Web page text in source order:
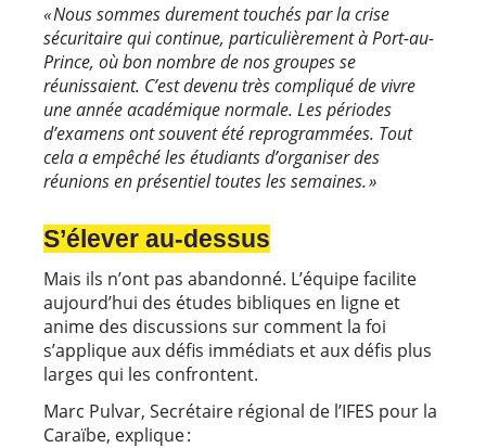
« Nous sommes durement touchés par la crise
sécuritaire qui continue, particulièrement à Port-au-
Prince, où bon nombre de nos groupes se
réunissaient. C’est devenu très compliqué de vivre
une année académique normale. Les périodes
d’examens ont souvent été reprogrammées. Tout
cela a empêché les étudiants d’organiser des
réunions en présentiel toutes les semaines. »
S’élever au-dessus
Mais ils n’ont pas abandonné. L’équipe facilite
aujourd’hui des études bibliques en ligne et
anime des discussions sur comment la foi
s’applique aux défis immédiats et aux défis plus
larges qui les confrontent.
Marc Pulvar, Secrétaire régional de l’IFES pour la
Caraïbe, explique :